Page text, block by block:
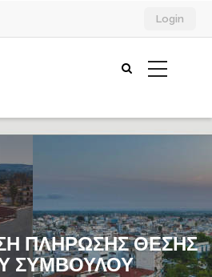
Login
ΠΛΗΡΩΣΗΣ ΘΕΣΗΣ
ΣΥΜΒΟΥΛΟΥ